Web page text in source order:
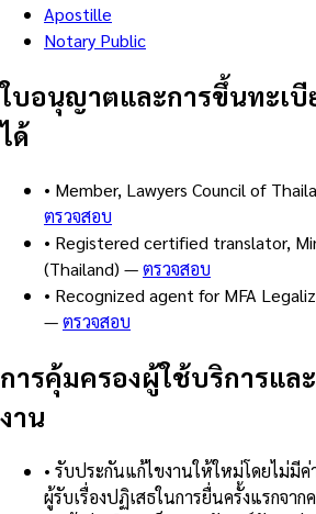
Apostille
Notary Public
ใบอนุญาตและการขึ้นทะเ
ได้
• Member, Lawyers Council of
ตรวจสอบ
• Registered certified translator,
(Thailand) —ตรวจสอบ
• Recognized agent for MFA
—ตรวจสอบ
การคุ้มครองผู้ใช้บริการแล
งาน
• รับประกันแก้ไขงานให้ใหม่โดยไม่มี
ผู้รับเรื่องปฏิเสธในการยื่นครั้งแรกจาก